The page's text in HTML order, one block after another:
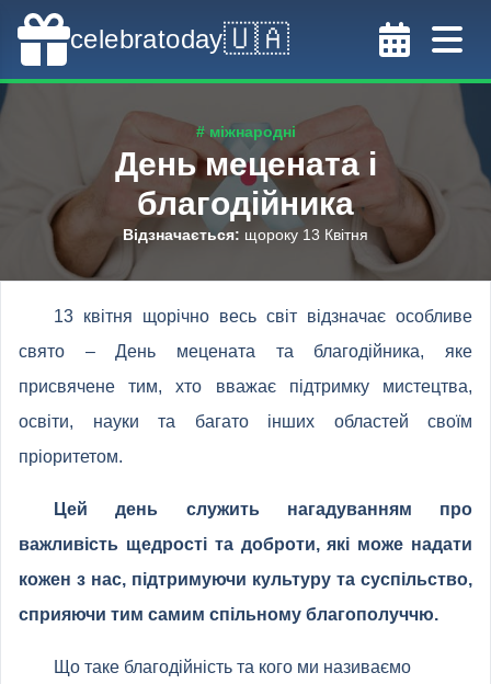
celebratoday🇺🇦
# міжнародні
День мецената і
благодійника
Відзначається: щороку 13 Квітня
13 квітня щорічно весь світ відзначає особливе
свято – День мецената та благодійника, яке
присвячене тим, хто вважає підтримку мистецтва,
освіти, науки та багато інших областей своїм
пріоритетом.
Цей день служить нагадуванням про
важливість щедрості та доброти, які може надати
кожен з нас, підтримуючи культуру та суспільство,
сприяючи тим самим спільному благополуччю.
Що таке благодійність та кого ми називаємо